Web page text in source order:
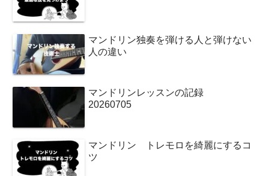
マンドリン独奏を弾ける人と弾けない
人の違い
マンドリンレッスンの記録
20260705
マンドリン トレモロを綺麗にするコ
ツ